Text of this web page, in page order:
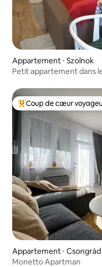
Appartement ⋅ Szolnok
Petit appartement dans
Coups de cœur
Coup de cœur
Appartement ⋅ Csongrád
Monetto Apartman